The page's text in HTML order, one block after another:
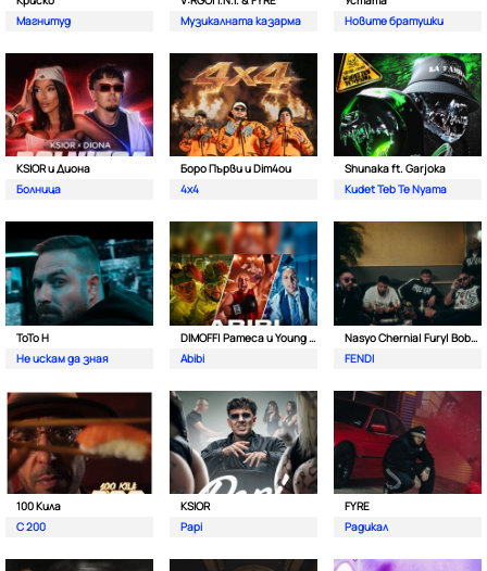
Магнитуд
Музикалната казарма
Новите братушки
KSIOR и Диона
Болница
Боро Първи и Dim4ou
4x4
Shunaka ft. Garjoka
Kudet Teb Te Nyama
ToTo H
Не искам да зная
DIMOFF| Pameca и Young BB Young
Abibi
Nasyo Chernia| Fury| Bobo Armani| & N.A.S.I.
FENDI
100 Кила
С 200
KSIOR
Papi
FYRE
Радикал